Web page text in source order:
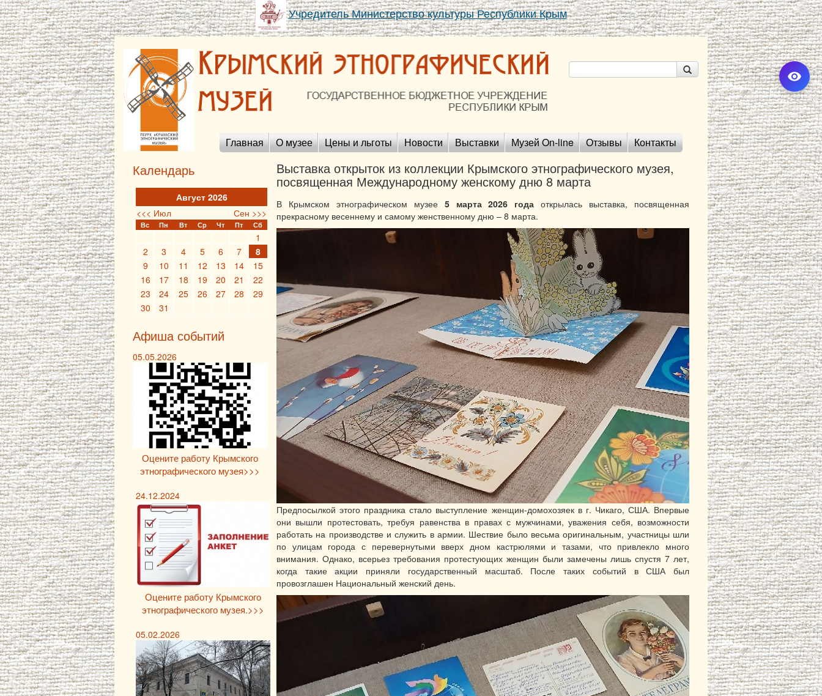
Учредитель Министерство культуры Республики Крым
Главная О музее Цены и льготы Новости Выставки Музей On-line Отзывы Контакты
Выставка открыток из коллекции Крымского этнографического музея,
посвященная Международному женскому дню 8 марта
В Крымском этнографическом музее 5 марта 2026 года открылась выставка, посвященная
прекрасному весеннему и самому женственному дню – 8 марта.
Предпосылкой этого праздника стало выступление женщин-домохозяек в г. Чикаго, США. Впервые
они вышли протестовать, требуя равенства в правах с мужчинами, уважения себя, возможности
работать на производстве и служить в армии. Шествие было весьма оригинальным, участницы шли
по улицам города с перевернутыми вверх дном кастрюлями и тазами, что привлекло много
внимания. Однако, всерьез требования протестующих женщин были замечены лишь спустя 7 лет,
когда такие акции приняли государственный масштаб. После таких событий в США был
провозглашен Национальный женский день.
Календарь
Август 2026
<<< Июл
Сен >>>
Вс Пн Вт Ср Чт Пт Сб
1
2
3 4 5 6 7
8
9
10 11 12 13 14
15
16
17 18 19 20 21
22
23
24 25 26 27 28
29
30
31
Афиша событий
05.05.2026
Оцените работу Крымского
этнографического музея>>>
24.12.2024
Оцените работу Крымского
этнографического музея.>>>
05.02.2026